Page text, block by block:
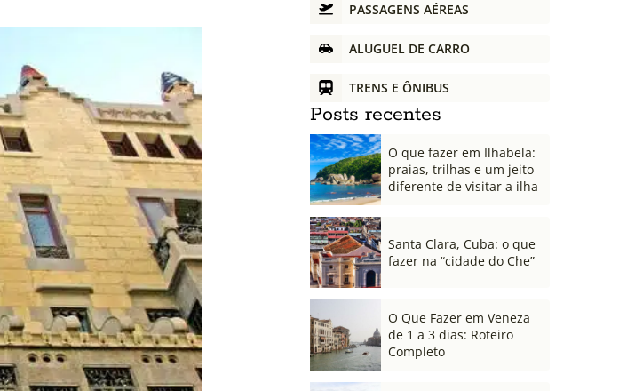
PASSAGENS AÉREAS
ALUGUEL DE CARRO
TRENS E ÔNIBUS
Posts recentes
O que fazer em Ilhabela:
praias, trilhas e um jeito
diferente de visitar a ilha
Santa Clara, Cuba: o que
fazer na “cidade do Che”
O Que Fazer em Veneza
de 1 a 3 dias: Roteiro
Completo